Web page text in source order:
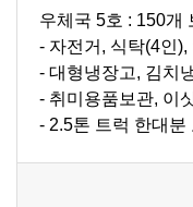
우체국 5호 : 150개
- 자전거, 식탁(4인
- 대형냉장고, 김치
- 취미용품보관, 이
- 2.5톤 트럭 한대분